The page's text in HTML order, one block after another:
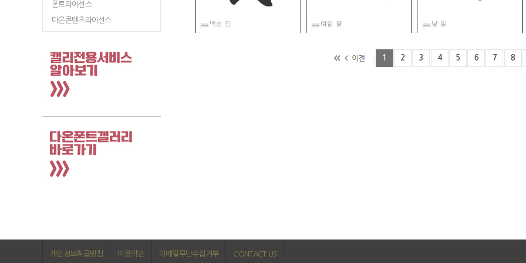
폰트라이선스
다온콘텐츠라이선스
1 2 3 4 5 6 7 8
개인정보취급방침 이용약관 이메일무단수집거부 CONTACT US